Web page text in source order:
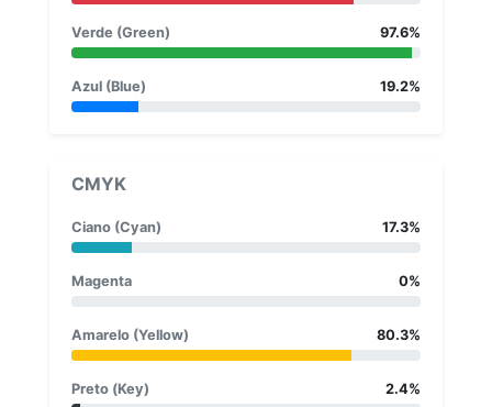
Verde (Green) 97.6%
Azul (Blue) 19.2%
CMYK
Ciano (Cyan) 17.3%
Magenta 0%
Amarelo (Yellow) 80.3%
Preto (Key) 2.4%